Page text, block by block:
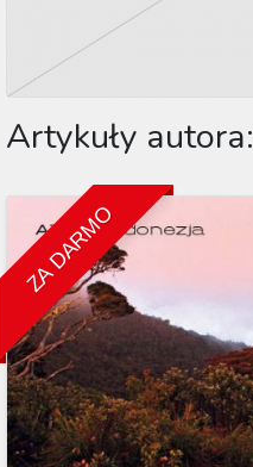
Artykuły autora:
ZA DARMO